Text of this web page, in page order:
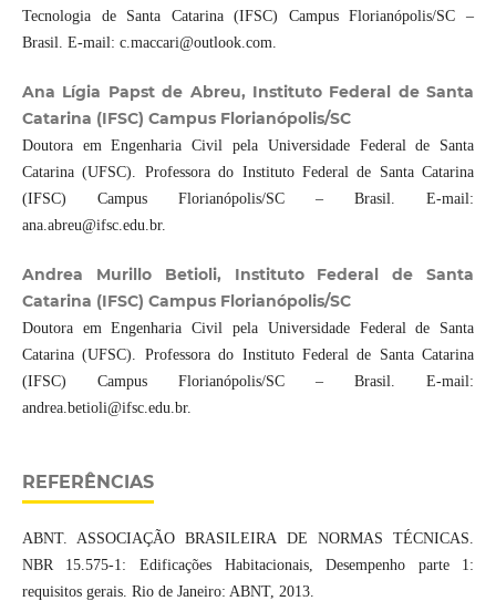
Tecnologia de Santa Catarina (IFSC) Campus Florianópolis/SC –
Brasil. E-mail: c.maccari@outlook.com.
Ana Lígia Papst de Abreu, Instituto Federal de Santa
Catarina (IFSC) Campus Florianópolis/SC
Doutora em Engenharia Civil pela Universidade Federal de Santa
Catarina (UFSC). Professora do Instituto Federal de Santa Catarina
(IFSC) Campus Florianópolis/SC – Brasil. E-mail:
ana.abreu@ifsc.edu.br.
Andrea Murillo Betioli, Instituto Federal de Santa
Catarina (IFSC) Campus Florianópolis/SC
Doutora em Engenharia Civil pela Universidade Federal de Santa
Catarina (UFSC). Professora do Instituto Federal de Santa Catarina
(IFSC) Campus Florianópolis/SC – Brasil. E-mail:
andrea.betioli@ifsc.edu.br.
REFERÊNCIAS
ABNT. ASSOCIAÇÃO BRASILEIRA DE NORMAS TÉCNICAS.
NBR 15.575-1: Edificações Habitacionais, Desempenho parte 1:
requisitos gerais. Rio de Janeiro: ABNT, 2013.